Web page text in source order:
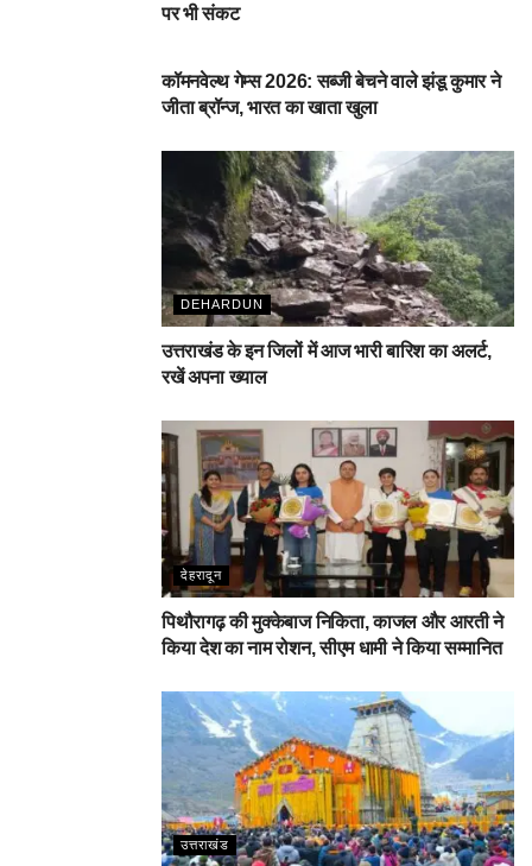
पर भी संकट
कॉमनवेल्थ गेम्स 2026: सब्जी बेचने वाले झंडू कुमार ने
जीता ब्रॉन्ज, भारत का खाता खुला
DEHARDUN
उत्तराखंड के इन जिलों में आज भारी बारिश का अलर्ट,
रखें अपना ख्याल
देहरादून
पिथौरागढ़ की मुक्केबाज निकिता, काजल और आरती ने
किया देश का नाम रोशन, सीएम धामी ने किया सम्मानित
उत्तराखंड